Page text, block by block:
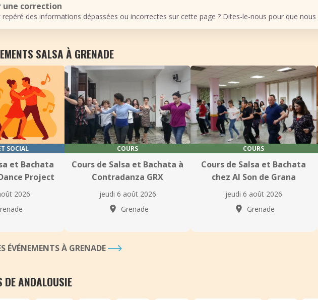
une correction
repéré des informations dépassées ou incorrectes sur cette page ? Dites-le-nous pour que nous
SALSA À GRENADE
SOCIAL
et Bachata
Project
2026
COURS
Cours de Salsa et Bachata à
Contradanza GRX
jeudi 6 août 2026
Grenade
COURS
Cours de Salsa et Bachata
chez Al Son de Grana
jeudi 6 août 2026
Grenade
ÉVÉNEMENTS À GRENADE
DE ANDALOUSIE